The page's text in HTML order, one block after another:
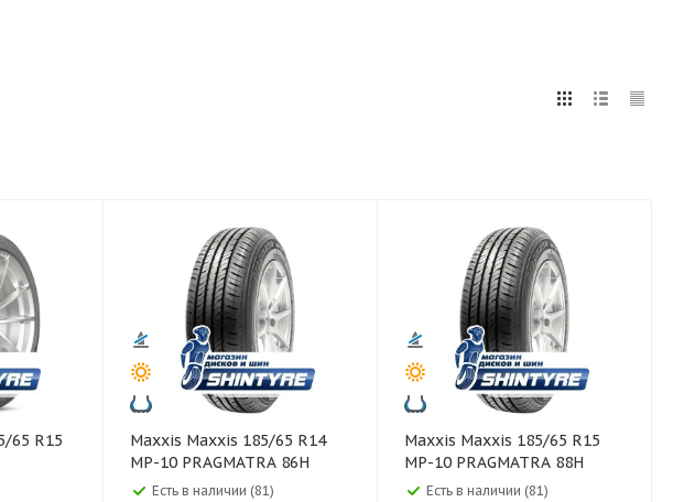
Maxxis Maxxis 185/65 R14
MP-10 PRAGMATRA 86H
Есть в наличии (81)
Maxxis Maxxis 185/65 R15
MP-10 PRAGMATRA 88H
Есть в наличии (81)